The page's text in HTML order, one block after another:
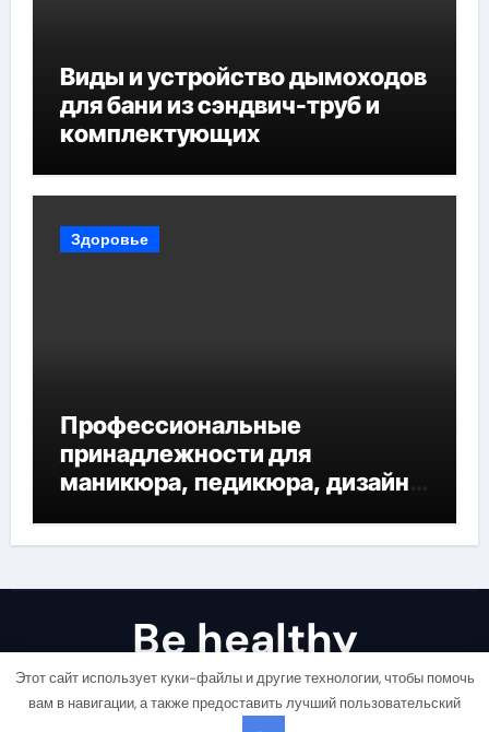
Виды и устройство дымоходов
для бани из сэндвич-труб и
комплектующих
Здоровье
Профессиональные
принадлежности для
маникюра, педикюра, дизайна
наращивания ресниц
Be healthy
Будь здоровым!
Этот сайт использует куки-файлы и другие технологии, чтобы помочь
вам в навигации, а также предоставить лучший пользовательский